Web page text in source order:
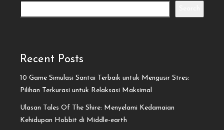
Recent Posts
10 Game Simulasi Santai Terbaik untuk Mengusir Stres:
Pilihan Terkurasi untuk Relaksasi Maksimal
Ulasan Tales Of The Shire: Menyelami Kedamaian
Kehidupan Hobbit di Middle-earth